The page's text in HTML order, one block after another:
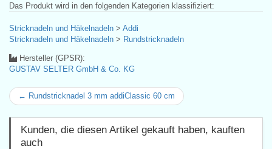
Das Produkt wird in den folgenden Kategorien klassifiziert:
Stricknadeln und Häkelnadeln > Addi
Stricknadeln und Häkelnadeln > Rundstricknadeln
Hersteller (GPSR):
GUSTAV SELTER GmbH & Co. KG
← Rundstricknadel 3 mm addiClassic 60 cm
Kunden, die diesen Artikel gekauft haben, kauften
auch